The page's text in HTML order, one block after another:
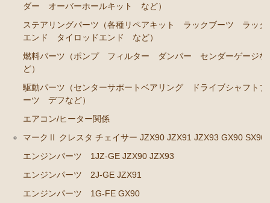
エンジンパーツ 1G-E
エンジンパーツ（マウント 他）
ブレーキパーツ（マスターシリンダー リペアキッ
ト ホース など）
クラッチパーツ（マスターシリンダー クラッチレリ
ーズシリンダー オーバーホールキット など）
ステアリングパーツ（ピットマンアーム アイドラー
アーム タイロッドエンド など）
足回りパーツ（ベアリング ボールジョイント ブッ
クラウン/クラウンマジェスタ JZS14# UZS141 143 147
ダー オーバーホールキット など）
ステアリングパーツ（各種リペアキット ラックブーツ ラック
エンド タイロッドエンド など）
燃料パーツ（ポンプ フィルター ダンパー センダーゲージな
ど）
駆動パーツ（センターサポートベアリング ドライブシャフトブ
ーツ デフなど）
エアコン/ヒーター関係
マークⅡ クレスタ チェイサー JZX90 JZX91 JZX93 GX90 SX90
エンジンパーツ 1JZ-GE JZX90 JZX93
エンジンパーツ 2J-GE JZX91
エンジンパーツ 1G-FE GX90